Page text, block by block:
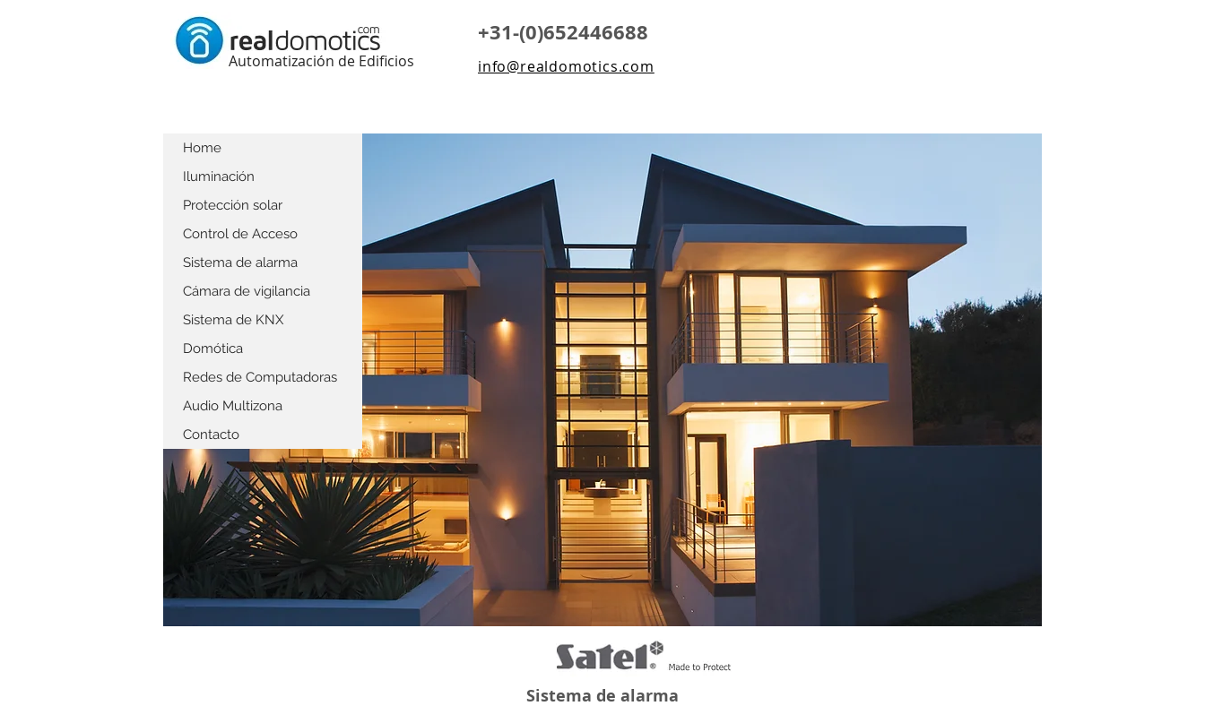
Automatización de Edificios
+31-(0)652446688
info@realdomotics.com
Sistema de alarma
Home
Iluminación
Protección solar
Control de Acceso
Sistema de alarma
Cámara de vigilancia
Sistema de KNX
Domótica
Redes de Computadoras
Audio Multizona
Contacto